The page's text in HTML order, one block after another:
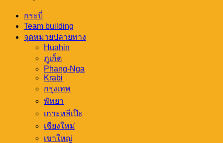
กระบี่
Team building
จุดหมายปลายทาง
Huahin
ภูเก็ต
Phang-Nga
Krabi
กรุงเทพ
พัทยา
เกาะหลีเป๊ะ
เชียงใหม่
เขาใหญ่